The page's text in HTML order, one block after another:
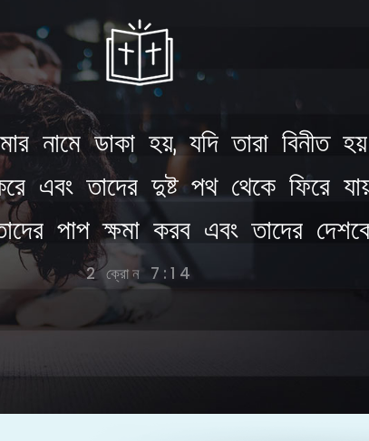
নামে ডাকা হয়, যদি তারা বিনীত
এবং তাদের দুষ্ট পথ থেকে ফিরে
পাপ ক্ষমা করব এবং তাদের
2 ক্রোন 7:14